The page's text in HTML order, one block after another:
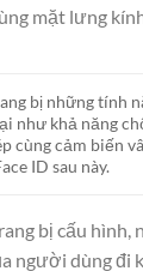
mặt lưng
bị những tính
như khả năng
cùng cảm biến
ID sau này.
bị cấu hình,
người dùng đi